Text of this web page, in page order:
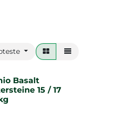
Basalt
15 / 17